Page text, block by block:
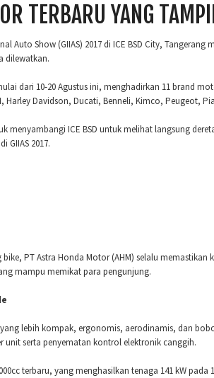
TERBARU YANG
Auto Show (GIIAS) 2017 di ICE BSD City,
dilewatkan.
dari 10-20 Agustus ini, menghadirkan 11 brand
Harley Davidson, Ducati, Benneli, Kimco, Peugeot,
menyambangi ICE BSD untuk melihat langsung
GIIAS 2017.
PT Astra Honda Motor (AHM) selalu
mampu memikat para pengunjung.
lebih kompak, ergonomis, aerodinamis, dan
unit serta penyematan kontrol elektronik canggih.
terbaru, yang menghasilkan tenaga 141 kW pada